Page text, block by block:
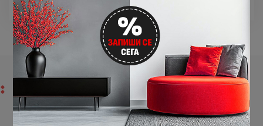
КАКВО КАЗВАТ КЛИЕНТИТЕ
ЗА НАС